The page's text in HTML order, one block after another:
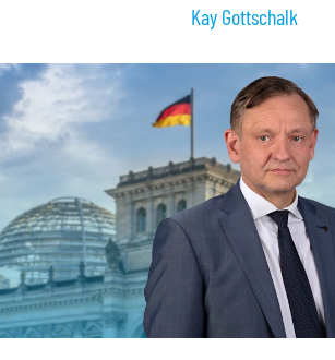
PRESSE
STELLENPORTAL
MEDIATHEK
Kay Gottschalk